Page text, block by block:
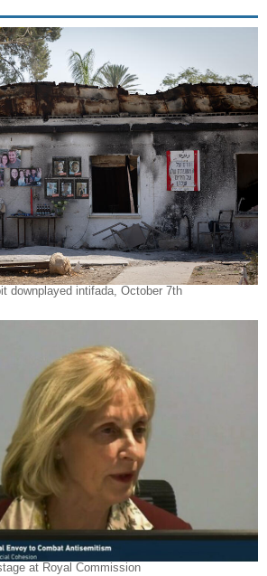
downplayed intifada, October 7th
at Royal Commission